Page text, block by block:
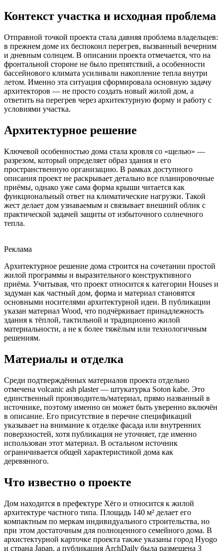
Контекст участка и исходная проблема
Отправной точкой проекта стала давняя проблема владельцев:
в прежнем доме их беспокоил перегрев, вызванный вечерним
и дневным солнцем. В описании проекта отмечается, что на
фронтальной стороне не было препятствий, а особенности
бассейнового климата усиливали накопление тепла внутри
летом. Именно эта ситуация сформировала основную задачу
архитекторов — не просто создать новый жилой дом, а
ответить на перегрев через архитектурную форму и работу с
условиями участка.
Архитектурное решение
Ключевой особенностью дома стала кровля со «щелью» —
разрезом, который определяет образ здания и его
пространственную организацию. В рамках доступного
описания проект не раскрывает детально все планировочные
приёмы, однако уже сама форма крыши читается как
функциональный ответ на климатические нагрузки. Такой
жест делает дом узнаваемым и связывает внешний облик с
практической задачей защиты от избыточного солнечного
тепла.
Реклама
Архитектурное решение дома строится на сочетании простой
жилой программы и выразительного конструктивного
приёма. Учитывая, что проект относится к категории Houses и
задуман как частный дом, форма и материал становятся
основными носителями архитектурной идеи. В публикации
указан материал Wood, что подчёркивает принадлежность
здания к тёплой, тактильной и традиционно жилой
материальности, а не к более тяжёлым или технологичным
решениям.
Материалы и отделка
Среди подтверждённых материалов проекта отдельно
отмечена volcanic ash plaster — штукатурка Soton kabe. Это
единственный производитель/материал, прямо названный в
источнике, поэтому именно он может быть уверенно включён
в описание. Его присутствие в перечне спецификаций
указывает на внимание к отделке фасада или внутренних
поверхностей, хотя публикация не уточняет, где именно
использован этот материал. В остальном источник
ограничивается общей характеристикой дома как
деревянного.
Что известно о проекте
Дом находится в префектуре Хёго и относится к жилой
архитектуре частного типа. Площадь 140 м² делает его
компактным по меркам индивидуального строительства, но
при этом достаточным для полноценного семейного дома. В
архиcтектурной карточке проекта также указаны город Hyogo
и страна Japan, а публикация ArchDaily была размещена 3